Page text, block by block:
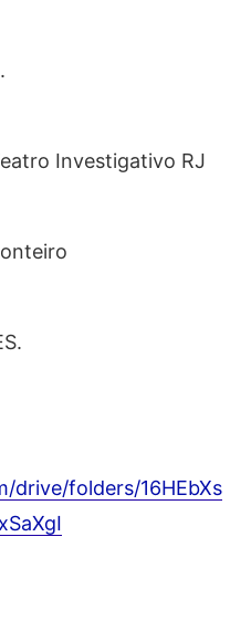
Investigativo RJ
drive/folders/16HEbXs